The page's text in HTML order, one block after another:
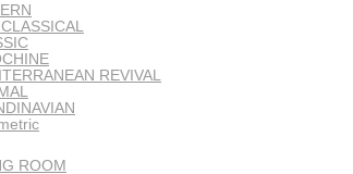
REVIVAL
ROOM